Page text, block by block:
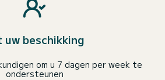
uw beschikking
om u 7 dagen per week te
ondersteunen